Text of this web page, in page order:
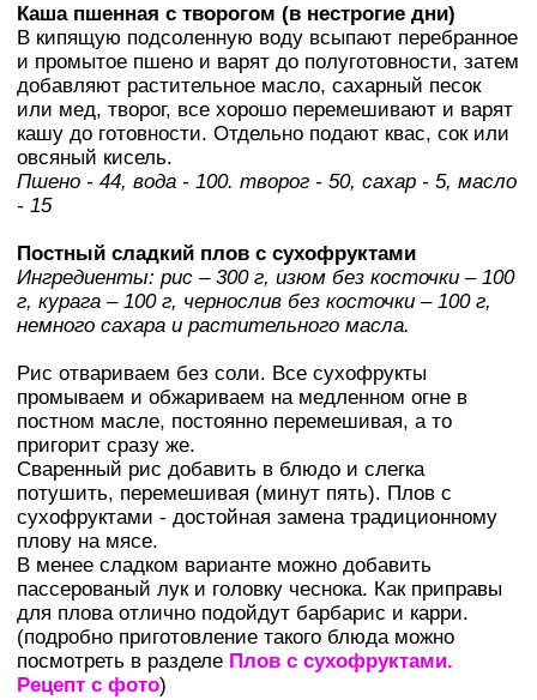
Каша пшенная с творогом (в нестрогие дни)
В кипящую подсоленную воду всыпают перебранное
и промытое пшено и варят до полуготовности, затем
добавляют растительное масло, сахарный песок
или мед, творог, все хорошо перемешивают и варят
кашу до готовности. Отдельно подают квас, сок или
овсяный кисель.
Пшено - 44, вода - 100. творог - 50, сахар - 5, масло
- 15
Постный сладкий плов с сухофруктами
Ингредиенты: рис – 300 г, изюм без косточки – 100
г, курага – 100 г, чернослив без косточки – 100 г,
немного сахара и растительного масла.
Рис отвариваем без соли. Все сухофрукты
промываем и обжариваем на медленном огне в
постном масле, постоянно перемешивая, а то
пригорит сразу же.
Сваренный рис добавить в блюдо и слегка
потушить, перемешивая (минут пять). Плов с
сухофруктами - достойная замена традиционному
плову на мясе.
В менее сладком варианте можно добавить
пассерованый лук и головку чеснока. Как приправы
для плова отлично подойдут барбарис и карри.
(подробно приготовление такого блюда можно
посмотреть в разделе Плов с сухофруктами.
Рецепт с фото)